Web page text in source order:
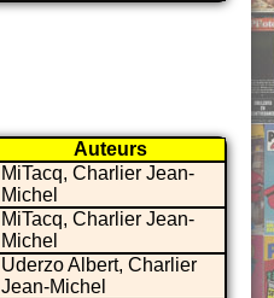
Auteurs
MiTacq, Charlier Jean-
Michel
MiTacq, Charlier Jean-
Michel
Uderzo Albert, Charlier
Jean-Michel